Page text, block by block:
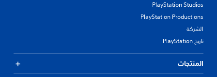
PlayStation Studios
PlayStation Productions
الشركة
تاريخ PlayStation
المنتجات